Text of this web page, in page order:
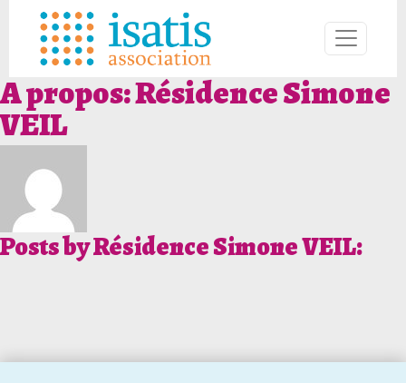
A propos: Résidence Simone
VEIL
Posts by Résidence Simone VEIL: